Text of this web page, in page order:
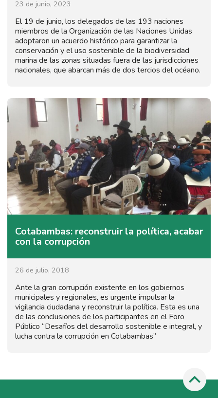
23 de junio, 2023
El 19 de junio, los delegados de las 193 naciones
miembros de la Organización de las Naciones Unidas
adoptaron un acuerdo histórico para garantizar la
conservación y el uso sostenible de la biodiversidad
marina de las zonas situadas fuera de las jurisdicciones
nacionales, que abarcan más de dos tercios del océano.
Cotabambas: reconstruir la política, acabar
con la corrupción
26 de julio, 2018
Ante la gran corrupción existente en los gobiernos
municipales y regionales, es urgente impulsar la
vigilancia ciudadana y reconstruir la política. Esta es una
de las conclusiones de los participantes en el Foro
Público “Desafíos del desarrollo sostenible e integral, y
lucha contra la corrupción en Cotabambas”